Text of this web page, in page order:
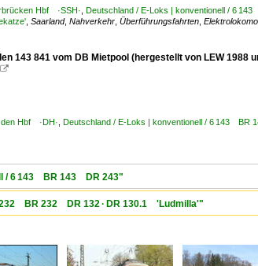
Hbf ·SSH· Deutschland / E-Loks | konventionell / 6
Saarland, Nahverkehr Überführungsfahrten
143 841 vom DB Mietpool (hergestellt von LEW

Hbf ·DH· Deutschland / E-Loks | konventionell / 6 143 BR
/ 6 143 BR 143 DR 243"
232 BR 232 DR 132 · DR 130.1 'Ludmilla'"